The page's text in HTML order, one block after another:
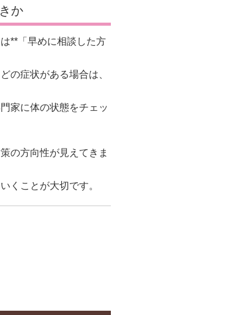
か
**「早めに相談した方
の症状がある場合は、
家に体の状態をチェッ
の方向性が見えてきま
くことが大切です。